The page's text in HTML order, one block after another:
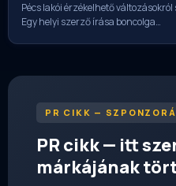
Pécs lakói érzékelhető
Egy helyi szerző írása boncolga…
PR CIKK —
PR cikk — itt
márkájának